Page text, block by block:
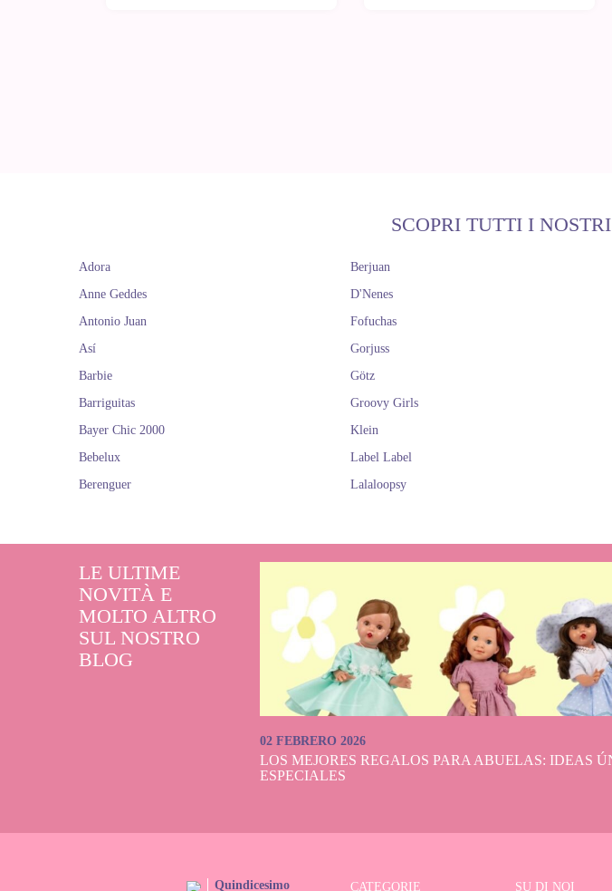
SCOPRI TUTTI I
Adora
Anne Geddes
Antonio Juan
Así
Barbie
Barriguitas
Bayer Chic 2000
Bebelux
Berenguer
Berjuan
D'Nenes
Fofuchas
Gorjuss
Götz
Groovy Girls
Klein
Label Label
Lalaloopsy
LE ULTIME
NOVITÀ E
MOLTO ALTRO
SUL NOSTRO
BLOG
02 FEBRERO 2026
LOS MEJORES REGALOS PARA ABUELAS: IDEAS
ESPECIALES
Quindicesimo CATEGORIE SU DI NOI